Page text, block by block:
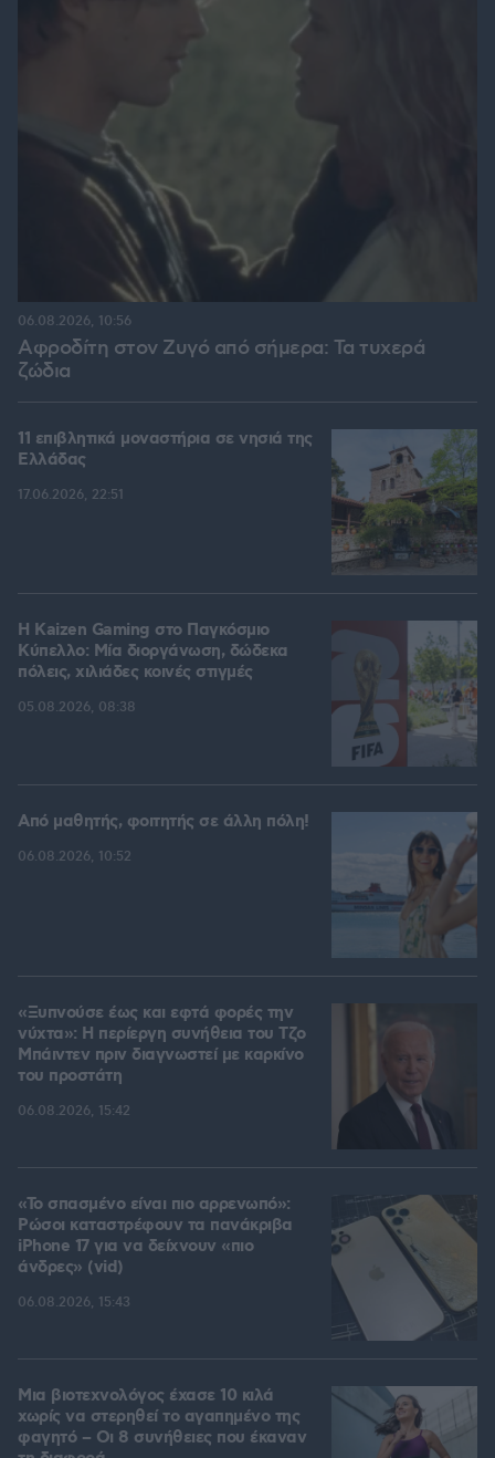
Αφροδίτη στον Ζυγό από σήμερα: Τα τυχερά
ζώδια
06.08.2026, 10:56
11 επιβλητικά μοναστήρια σε νησιά της
Ελλάδας
17.06.2026, 22:51
H Kaizen Gaming στο Παγκόσμιο
Kύπελλο: Μία διοργάνωση, δώδεκα
πόλεις, χιλιάδες κοινές στιγμές
05.08.2026, 08:38
Από μαθητής, φοιτητής σε άλλη πόλη!
06.08.2026, 10:52
«Ξυπνούσε έως και εφτά φορές την
νύχτα»: Η περίεργη συνήθεια του Τζο
Μπάιντεν πριν διαγνωστεί με καρκίνο
του προστάτη
06.08.2026, 15:42
«Το σπασμένο είναι πιο αρρενωπό»:
Ρώσοι καταστρέφουν τα πανάκριβα
iPhone 17 για να δείχνουν «πιο
άνδρες» (vid)
06.08.2026, 15:43
Μια βιοτεχνολόγος έχασε 10 κιλά
χωρίς να στερηθεί το αγαπημένο της
φαγητό – Οι 8 συνήθειες που έκαναν